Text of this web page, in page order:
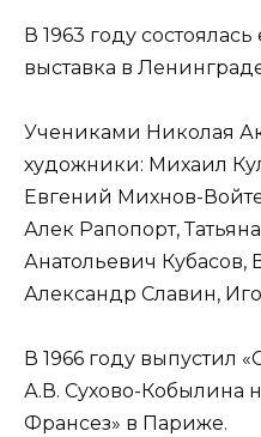
В 1963 году
выставка в
Учениками Николая
художники: Михаил
Евгений Михнов-
Алек Рапопорт,
Анатольевич
Александр Славин,
В 1966 году выпустил
А.В. Сухово-Кобылина
Франсез» в Париже.